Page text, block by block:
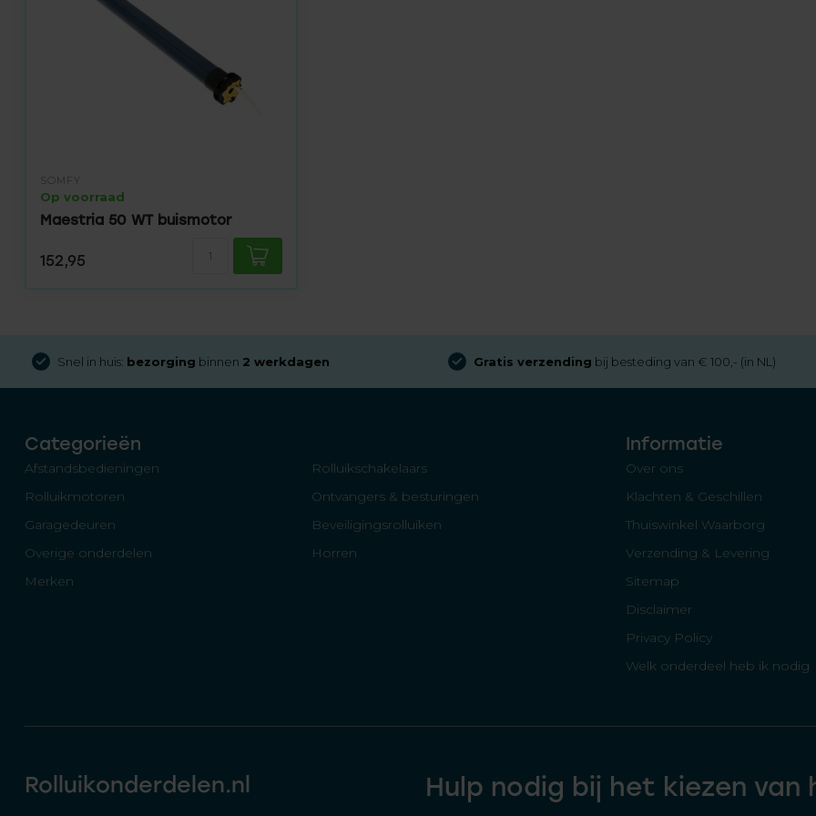
SOMFY
Op voorraad
Maestria 50 WT buismotor
152,95
Gratis verzending bij besteding van € 100,- (in NL) Aangesloten bijThuiswinkel Waarborg
Categorieën
Afstandsbedieningen
Rolluikschakelaars
Rolluikmotoren
Ontvangers & besturingen
Garagedeuren
Beveiligingsrolluiken
Overige onderdelen
Horren
Merken
Informatie
Over ons
Klachten & Geschillen
Thuiswinkel Waarborg
Verzending & Levering
Sitemap
Disclaimer
Privacy Policy
Welk onderdeel heb ik nodig
Rolluikonderdelen.nl Hulp nodig bij het kiezen